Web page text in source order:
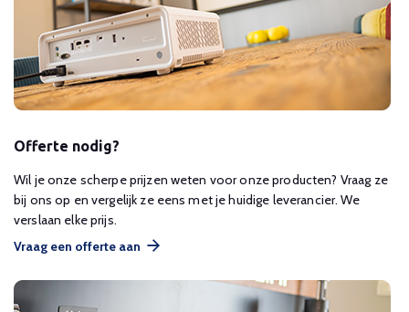
Offerte nodig?
Wil je onze scherpe prijzen weten voor onze producten? Vraag ze
bij ons op en vergelijk ze eens met je huidige leverancier. We
verslaan elke prijs.
Vraag een offerte aan